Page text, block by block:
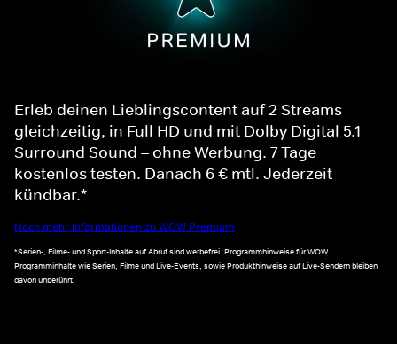
Erleb deinen Lieblingscontent auf 2 Streams
gleichzeitig, in Full HD und mit Dolby Digital 5.1
Surround Sound – ohne Werbung. 7 Tage
kostenlos testen. Danach 6 € mtl. Jederzeit
kündbar.*
Noch mehr Informationen zu WOW Premium
*Serien-, Filme- und Sport-Inhalte auf Abruf sind werbefrei. Programmhinweise für WOW
Programminhalte wie Serien, Filme und Live-Events, sowie Produkthinweise auf Live-Sendern bleiben
davon unberührt.